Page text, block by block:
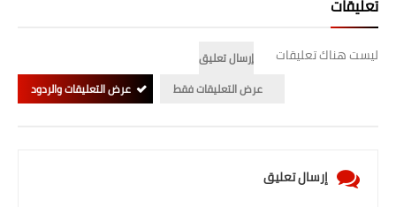
تعليقات
ليست هناك تعليقات
إرسال تعليق
عرض التعليقات فقط
عرض التعليقات والردود
إرسال تعليق